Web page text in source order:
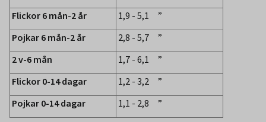
Flickor 6 mån-2 år
1,9 - 5,1 ”
Pojkar 6 mån-2 år
2,8 - 5,7 ”
2 v-6 mån
1,7 - 6,1 ”
Flickor 0-14 dagar
1,2 - 3,2 ”
Pojkar 0-14 dagar
1,1 - 2,8 ”